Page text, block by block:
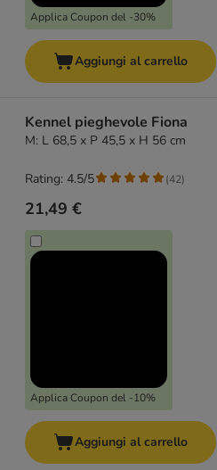
Applica Coupon del -30%
Aggiungi al carrello
Kennel pieghevole Fiona
M: L 68,5 x P 45,5 x H 56 cm
21,49 €
Applica Coupon del -10%
Rating: 4.5/5 (42)
Aggiungi al carrello